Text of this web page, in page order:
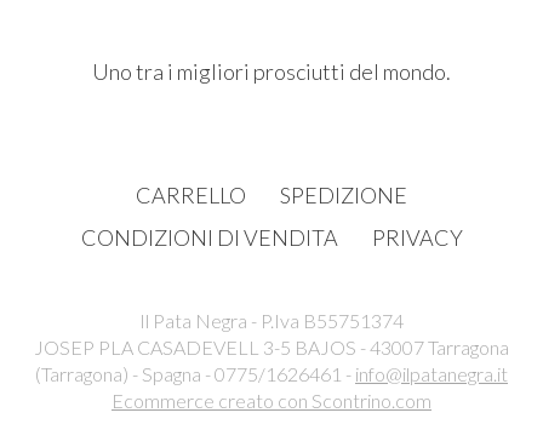
Uno tra i migliori prosciutti del mondo.
CARRELLO
SPEDIZIONE
CONDIZIONI DI VENDITA
PRIVACY
Il Pata Negra - P.Iva B55751374
JOSEP PLA CASADEVELL 3-5 BAJOS - 43007 Tarragona
(Tarragona) - Spagna - 0775/1626461 - info@ilpatanegra.it
Ecommerce creato con Scontrino.com